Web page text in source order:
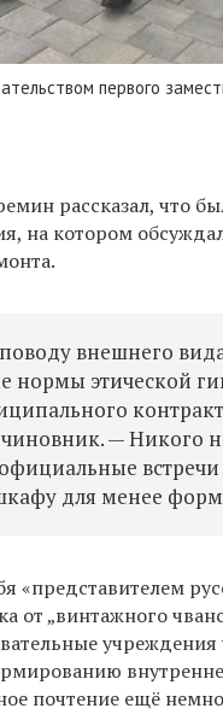
первого
рассказал, что
на котором
внешнего
нормы этической
— Никого
для менее
«представителем
от „винтажного
почтение ещё